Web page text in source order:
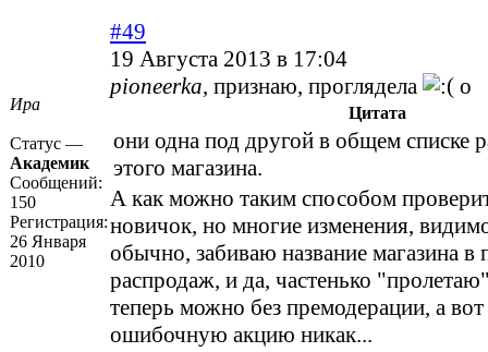
Ира
Статус —
Академик
Сообщений:
150
Регистрация:
26 Января
2010
#49
19 Августа 2013 в 17:04
pioneerka, признаю, проглядела о
Цитата
они одна под другой в общем списке
этого магазина.
А как можно таким способом
новичок, но многие изменения,
обычно, забиваю название магазина в
распродаж, и да, частенько
теперь можно без премодерации, а вот
ошибочную акцию никак...